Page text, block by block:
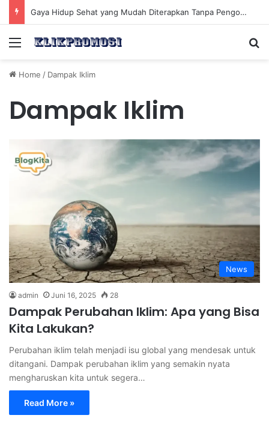
Gaya Hidup Sehat yang Mudah Diterapkan Tanpa Pengorbanan Ekstrem dan Konsisten
Menu
Home / Dampak Iklim
Dampak Iklim
News
admin Juni 16, 2025 28
Dampak Perubahan Iklim: Apa yang Bisa
Kita Lakukan?
Perubahan iklim telah menjadi isu global yang mendesak untuk
ditangani. Dampak perubahan iklim yang semakin nyata
mengharuskan kita untuk segera…
Read More »